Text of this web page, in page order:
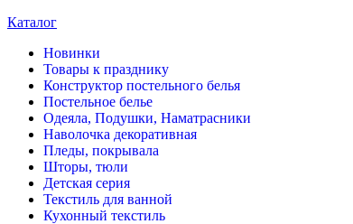
Каталог
Новинки
Товары к празднику
Конструктор постельного белья
Постельное белье
Одеяла, Подушки, Наматрасники
Наволочка декоративная
Пледы, покрывала
Шторы, тюли
Детская серия
Текстиль для ванной
Кухонный текстиль